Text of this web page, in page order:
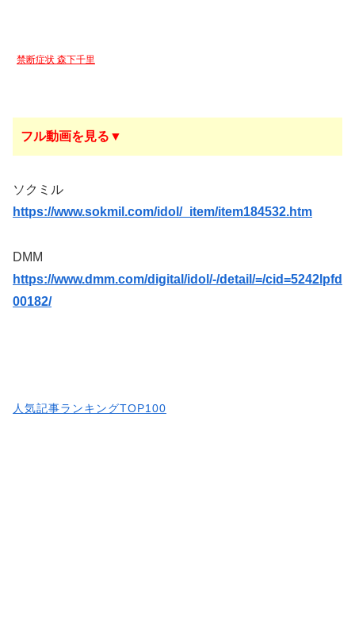
禁断症状 森下千里
フル動画を見る▼
ソクミル
https://www.sokmil.com/idol/_item/item184532.htm
DMM
https://www.dmm.com/digital/idol/-/detail/=/cid=5242lpfd
00182/
人気記事ランキングTOP100